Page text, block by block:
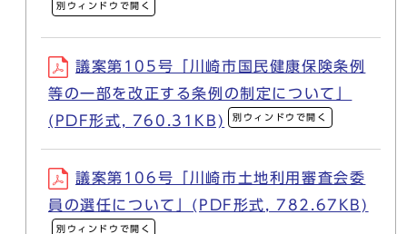
別ウィンドウで開く
議案第105号「川崎市国民健康保険条例
等の一部を改正する条例の制定について」
(PDF形式, 760.31KB)
別ウィンドウで開く
議案第106号「川崎市土地利用審査会委
員の選任について」(PDF形式, 782.67KB)
別ウィンドウで開く